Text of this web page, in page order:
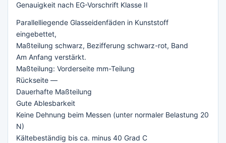
Genauigkeit nach EG-Vorschrift Klasse II
Parallelliegende Glasseidenfäden in Kunststoff
eingebettet,
Maßteilung schwarz, Bezifferung schwarz-rot, Band
Am Anfang verstärkt.
Maßteilung: Vorderseite mm-Teilung
Rückseite —
Dauerhafte Maßteilung
Gute Ablesbarkeit
Keine Dehnung beim Messen (unter normaler Belastung 20
N)
Kältebeständig bis ca. minus 40 Grad C